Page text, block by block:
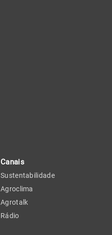
Canais
Sustentabilidade
Agroclima
Agrotalk
Rádio